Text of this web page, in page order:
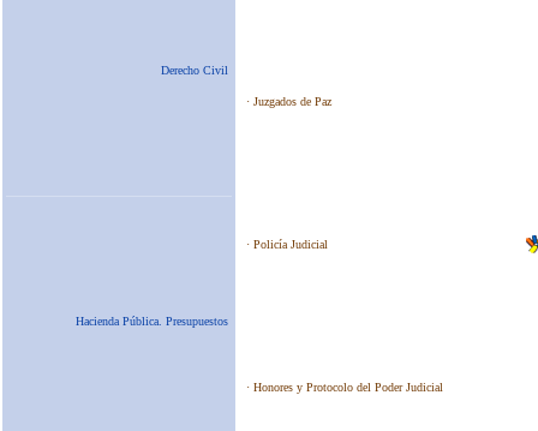
Derecho Civil
Hacienda Pública. Presupuestos